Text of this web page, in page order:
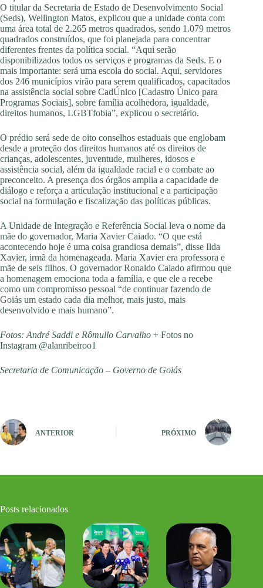
O titular da Secretaria de Estado de Desenvolvimento Social
(Seds), Wellington Matos, explicou que a unidade conta com
uma área total de 2.265 metros quadrados, sendo 1.079 metros
quadrados construídos, que foi planejada para concentrar
diferentes frentes da política social. “Aqui serão
disponibilizados todos os serviços e programas da Seds. E o
mais importante: será uma escola do social. Aqui, servidores
dos 246 municípios virão para serem qualificados, capacitados
na assistência social sobre CadÚnico [Cadastro Único para
Programas Sociais], sobre família acolhedora, igualdade,
direitos humanos, LGBTfobia”, explicou o secretário.
O prédio será sede de oito conselhos estaduais que englobam
desde a proteção dos direitos humanos até os direitos de
crianças, adolescentes, juventude, mulheres, idosos e
assistência social, além da igualdade racial e o combate ao
preconceito. A presença dos órgãos amplia a capacidade de
diálogo e reforça a articulação institucional e a participação
social na formulação e fiscalização das políticas públicas.
A Unidade de Integração e Referência Social leva o nome da
mãe do governador, Maria Xavier Caiado. “O que está
acontecendo hoje é uma coisa grandiosa demais”, disse Ilda
Xavier, irmã da homenageada. Maria Xavier era professora e
mãe de seis filhos. O governador Ronaldo Caiado afirmou que
a homenagem emociona toda a família, e que ele a recebe
como um compromisso pessoal “de continuar fazendo de
Goiás um estado cada dia melhor, mais justo, mais
desenvolvido e mais humano”.
Fotos: André Saddi e Rômullo Carvalho + Fotos no
Instagram @alanribeiroo1
Secretaria de Comunicação – Governo de Goiás
ANTERIOR PRÓXIMO
Posts relacionados